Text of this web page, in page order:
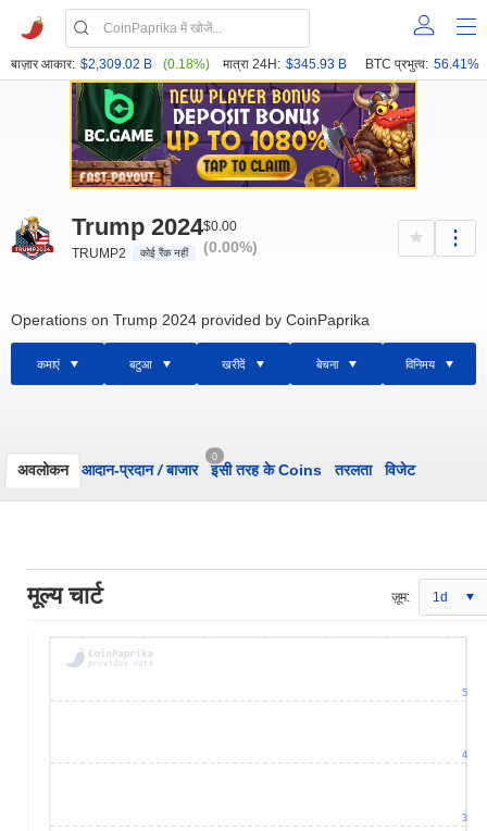
बाज़ार आकार: $2,309.02 B (0.18%) मात्रा 24H: $345.93 B BTC प्रभुत्व: 56.41%
Trump 2024
TRUMP2 कोई रैंक नहीं
$0.00
(0.00%)
Operations on Trump 2024 provided by CoinPaprika
कमाएं बटुआ खरीदें बेचना विनिमय
अवलोकन आदान-प्रदान/बाजार
0
इसी तरह के Coins तरलता विजेट
मूल्य चार्ट ज़ूम: 1d
3
4
5